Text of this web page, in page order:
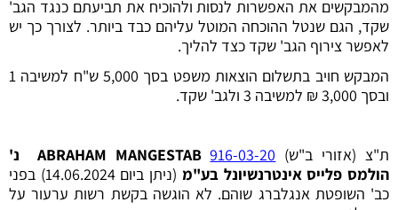
מהמבקשים את האפשרות לנסות ולהוכיח את תביעתם כנגד הגב'
שקד, הגם שנטל ההוכחה המוטל עליהם כבד ביותר. לצורך כך יש
לאפשר צירוף הגב' שקד כצד להליך.
המבקש חויב בתשלום הוצאות משפט בסך 5,000 ש"ח למשיבה 1
ובסך 3,000 ₪ למשיבה 3 ולגב' שקד.
ת"צ (אזורי ב"ש) 916-03-20
ABRAHAM MANGESTAB נ'
הולמס פלייס אינטרנשיונל בע"מ
(ניתן ביום 14.06.2024) בפני
כב' השופטת אנגלברג שוהם. לא הוגשה בקשת רשות ערעור על